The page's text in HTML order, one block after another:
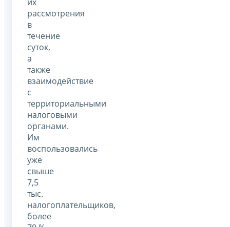
рассмотрения
в
течение
суток,
а
также
взаимодействие
с
территориальными
налоговыми
органами.
Им
воспользовались
уже
свыше
7,5
тыс.
налогоплательщиков,
более